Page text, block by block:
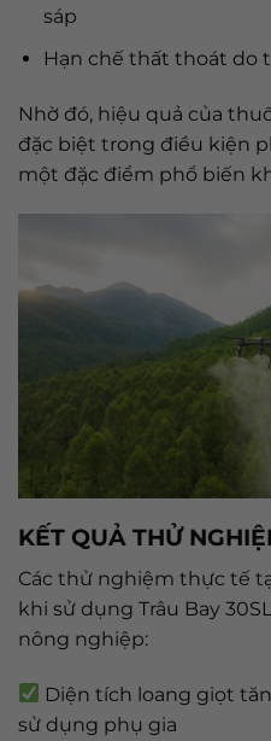
sáp
Hạn chế thất thoát do
Nhờ đó, hiệu quả của
đặc biệt trong điều kiện
một đặc điểm phổ biến
KẾT QUẢ THỬ
Các thử nghiệm thực tế
khi sử dụng Trâu Bay
nông nghiệp:
Diện tích loang giọt
sử dụng phụ gia